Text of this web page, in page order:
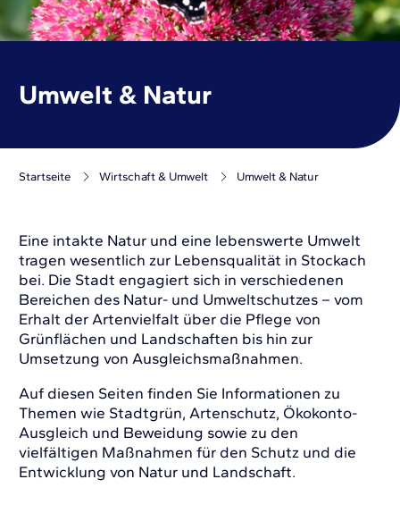
Umwelt & Natur
Startseite Wirtschaft & Umwelt Umwelt & Natur
Eine intakte Natur und eine lebenswerte Umwelt
tragen wesentlich zur Lebensqualität in Stockach
bei. Die Stadt engagiert sich in verschiedenen
Bereichen des Natur- und Umweltschutzes – vom
Erhalt der Artenvielfalt über die Pflege von
Grünflächen und Landschaften bis hin zur
Umsetzung von Ausgleichsmaßnahmen.
Auf diesen Seiten finden Sie Informationen zu
Themen wie Stadtgrün, Artenschutz, Ökokonto-
Ausgleich und Beweidung sowie zu den
vielfältigen Maßnahmen für den Schutz und die
Entwicklung von Natur und Landschaft.